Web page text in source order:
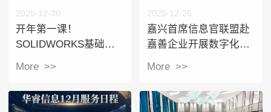
2025-12-30
开年第一课！
SOLIDWORKS基础培
More >>
2025-12-26
嘉兴首席信息官联盟赴
嘉善企业开展数字化转
More >>